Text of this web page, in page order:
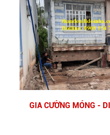
GIA CƯỜNG MÓNG -